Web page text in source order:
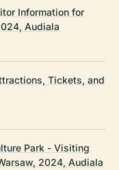
Information for
Audiala
Tickets, and
Park - Visiting
2024, Audiala